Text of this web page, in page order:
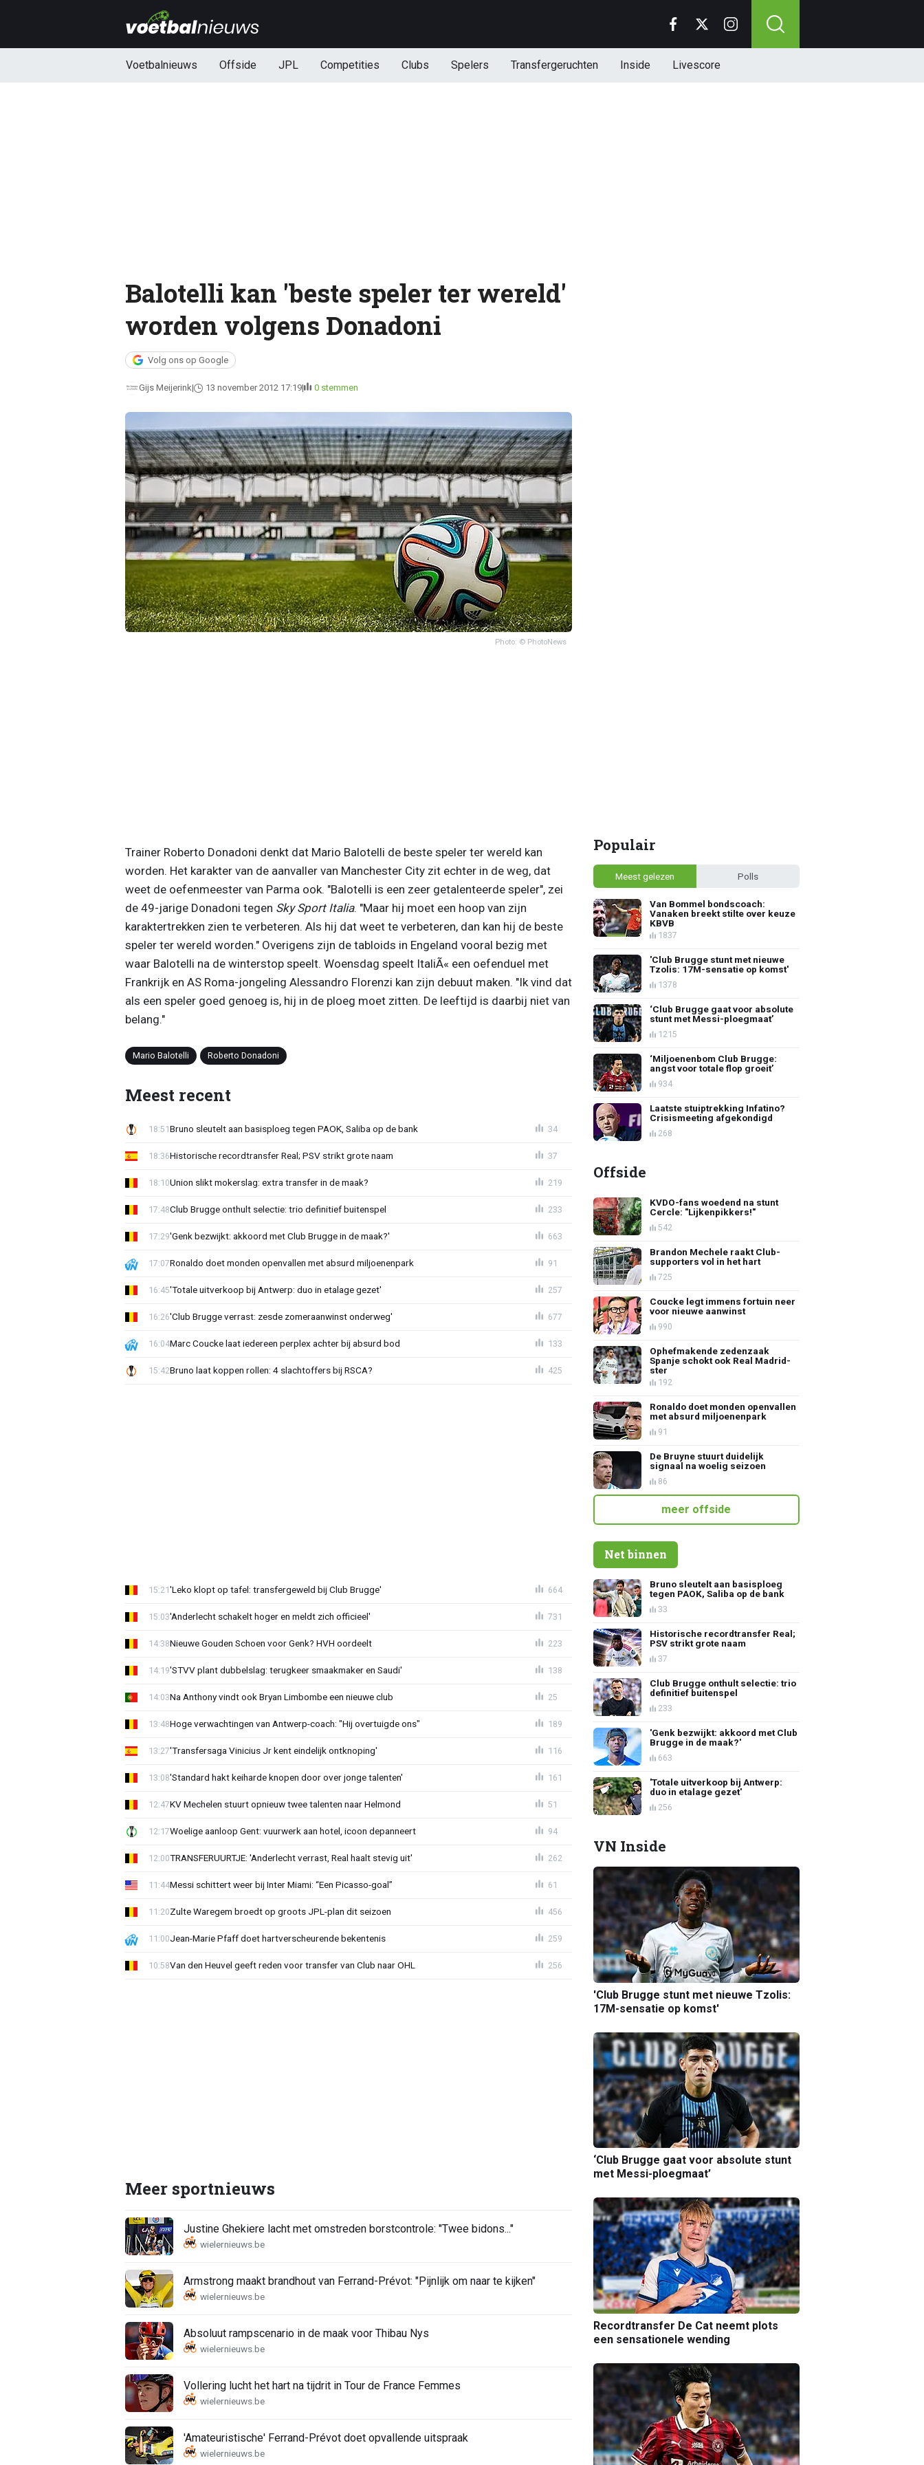
Voetbalnieuws Offside JPL Competities Clubs Spelers Transfergeruchten Inside Livescore
Balotelli kan 'beste speler ter wereld'
worden volgens Donadoni
Volg ons op Google
Gijs Meijerink 13 november 2012 17:19 0 stemmen
Photo: © PhotoNews
Trainer Roberto Donadoni denkt dat Mario Balotelli de beste speler ter wereld kan
worden. Het karakter van de aanvaller van Manchester City zit echter in de weg, dat
weet de oefenmeester van Parma ook. "Balotelli is een zeer getalenteerde speler", zei
de 49-jarige Donadoni tegen Sky Sport Italia. "Maar hij moet een hoop van zijn
karaktertrekken zien te verbeteren. Als hij dat weet te verbeteren, dan kan hij de beste
speler ter wereld worden." Overigens zijn de tabloids in Engeland vooral bezig met
waar Balotelli na de winterstop speelt. Woensdag speelt ItaliÃ« een oefenduel met
Frankrijk en AS Roma-jongeling Alessandro Florenzi kan zijn debuut maken. "Ik vind dat
als een speler goed genoeg is, hij in de ploeg moet zitten. De leeftijd is daarbij niet van
belang."
Mario Balotelli Roberto Donadoni
Meest recent
Bruno sleutelt aan basisploeg tegen PAOK, Saliba op de bank
18:51 34
Historische recordtransfer Real; PSV strikt grote naam
18:36 37
Union slikt mokerslag: extra transfer in de maak?
18:10 219
Club Brugge onthult selectie: trio definitief buitenspel
17:48 233
'Genk bezwijkt: akkoord met Club Brugge in de maak?'
17:29 663
Ronaldo doet monden openvallen met absurd miljoenenpark
17:07 91
'Totale uitverkoop bij Antwerp: duo in etalage gezet'
16:45 257
'Club Brugge verrast: zesde zomeraanwinst onderweg'
16:26 677
Marc Coucke laat iedereen perplex achter bij absurd bod
16:04 133
Bruno laat koppen rollen: 4 slachtoffers bij RSCA?
15:42 425
'Leko klopt op tafel: transfergeweld bij Club Brugge'
15:21 664
'Anderlecht schakelt hoger en meldt zich officieel'
15:03 731
Nieuwe Gouden Schoen voor Genk? HVH oordeelt
14:38 223
'STVV plant dubbelslag: terugkeer smaakmaker en Saudi'
14:19 138
Na Anthony vindt ook Bryan Limbombe een nieuwe club
14:03 25
Hoge verwachtingen van Antwerp-coach: "Hij overtuigde ons"
13:48 189
'Transfersaga Vinicius Jr kent eindelijk ontknoping'
13:27 116
'Standard hakt keiharde knopen door over jonge talenten'
13:08 161
KV Mechelen stuurt opnieuw twee talenten naar Helmond
12:47 51
Woelige aanloop Gent: vuurwerk aan hotel, icoon depanneert
12:17 94
TRANSFERUURTJE: 'Anderlecht verrast, Real haalt stevig uit'
12:00 262
Messi schittert weer bij Inter Miami: “Een Picasso-goal”
11:44 61
Zulte Waregem broedt op groots JPL-plan dit seizoen
11:20 456
Jean-Marie Pfaff doet hartverscheurende bekentenis
11:00 259
Van den Heuvel geeft reden voor transfer van Club naar OHL
10:58 256
Meer sportnieuws
Justine Ghekiere lacht met omstreden borstcontrole: "Twee bidons..."
Armstrong maakt brandhout van Ferrand-Prévot: "Pijnlijk om naar te kijken"
Absoluut rampscenario in de maak voor Thibau Nys
Vollering lucht het hart na tijdrit in Tour de France Femmes
'Amateuristische' Ferrand-Prévot doet opvallende uitspraak
Populair
Meest gelezen Polls
Van Bommel bondscoach:
Vanaken breekt stilte over keuze
KBVB
1837
'Club Brugge stunt met nieuwe
Tzolis: 17M-sensatie op komst'
1378
‘Club Brugge gaat voor absolute
stunt met Messi-ploegmaat’
1215
‘Miljoenenbom Club Brugge:
angst voor totale flop groeit’
934
Laatste stuiptrekking Infatino?
Crisismeeting afgekondigd
268
Offside
KVDO-fans woedend na stunt
Cercle: "Lijkenpikkers!"
542
Brandon Mechele raakt Club-
supporters vol in het hart
725
Coucke legt immens fortuin neer
voor nieuwe aanwinst
990
Ophefmakende zedenzaak
Spanje schokt ook Real Madrid-
ster
192
Ronaldo doet monden openvallen
met absurd miljoenenpark
91
De Bruyne stuurt duidelijk
signaal na woelig seizoen
86
meer offside
Net binnen
Bruno sleutelt aan basisploeg
tegen PAOK, Saliba op de bank
33
Historische recordtransfer Real;
PSV strikt grote naam
37
Club Brugge onthult selectie: trio
definitief buitenspel
233
'Genk bezwijkt: akkoord met Club
Brugge in de maak?'
663
'Totale uitverkoop bij Antwerp:
duo in etalage gezet'
256
VN Inside
'Club Brugge stunt met nieuwe Tzolis:
17M-sensatie op komst'
‘Club Brugge gaat voor absolute stunt
met Messi-ploegmaat’
Recordtransfer De Cat neemt plots
een sensationele wending